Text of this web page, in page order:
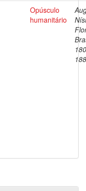
Opúsculo
humanitário